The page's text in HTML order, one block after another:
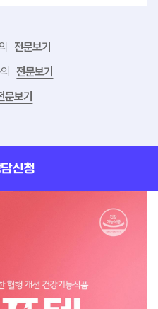
전문보기
전문보기
문보기
신청